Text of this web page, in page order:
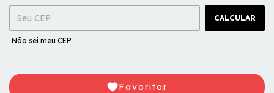
CALCULAR
Não sei meu CEP
Favoritar